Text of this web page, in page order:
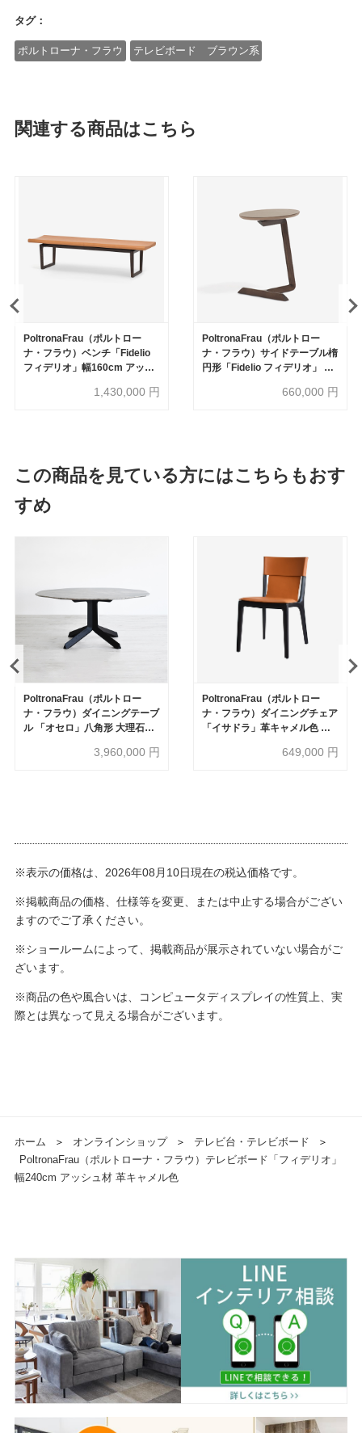
タグ：
ポルトローナ・フラウ テレビボード ブラウン系
関連する商品はこちら
PoltronaFrau（ポルトロー
ナ・フラウ）ベンチ「Fidelio
フィデリオ」幅160cm アッシ
#Saddle Extra Cammello
1,430,000 円
PoltronaFrau（ポルトロー
ナ・フラウ）サイドテーブル楕
円形「Fidelio フィデリオ」 ア
660,000 円
この商品を見ている方にはこちらもおす
すめ
PoltronaFrau（ポルトロー
ナ・フラウ）ダイニングテーブ
ル 「オセロ」八角形 大理石フ
ュ材ダークブラウン色3,960,000 円
PoltronaFrau（ポルトロー
ナ・フラウ）ダイニングチェア
「イサドラ」革キャメル色 木
649,000 円
※表示の価格は、2026年08月10日現在の税込価格です。
※掲載商品の価格、仕様等を変更、または中止する場合がござい
ますのでご了承ください。
※ショールームによって、掲載商品が展示されていない場合がご
ざいます。
※商品の色や風合いは、コンピュータディスプレイの性質上、実
際とは異なって見える場合がございます。
ホーム ＞ オンラインショップ ＞ テレビ台・テレビボード
＞
PoltronaFrau（ポルトローナ・フラウ）テレビボード「フィデリオ」
幅240cm アッシュ材 革キャメル色